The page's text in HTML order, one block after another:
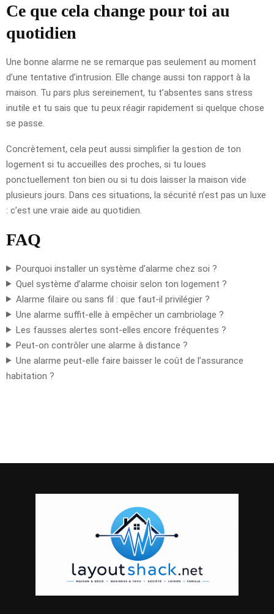
Ce que cela change pour toi au
quotidien
Une bonne alarme ne se remarque pas seulement au moment
d’une tentative d’intrusion. Elle change aussi ton rapport à la
maison. Tu pars plus sereinement, tu t’absentes sans stress
inutile et tu sais que tu peux réagir rapidement si quelque chose
se passe.
Concrètement, cela peut aussi simplifier la gestion de ton
logement si tu accueilles des proches, si tu loues
ponctuellement ton bien ou si tu dois laisser la maison vide
plusieurs jours. Dans ces situations, la sécurité n’est pas un luxe
: c’est une vraie aide au quotidien.
FAQ
Pourquoi installer un système d’alarme chez soi ?
Quel système d’alarme choisir selon ton logement ?
Alarme filaire ou sans fil : que faut-il privilégier ?
Une alarme suffit-elle à empêcher un cambriolage ?
Les fausses alertes sont-elles encore fréquentes ?
Peut-on contrôler une alarme à distance ?
Une alarme peut-elle faire baisser le coût de l’assurance
habitation ?